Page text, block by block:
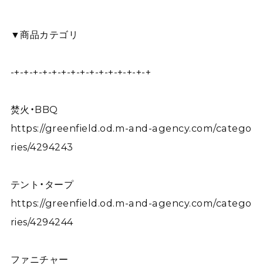
▼商品カテゴリ
-+-+-+-+-+-+-+-+-+-+-+-+-+-+-+
焚火・BBQ
https://greenfield.od.m-and-agency.com/catego
ries/4294243
テント・タープ
https://greenfield.od.m-and-agency.com/catego
ries/4294244
ファニチャー